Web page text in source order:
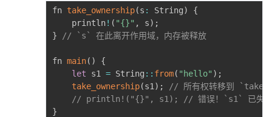
Programs
fn take_ownership(s : String)
{
    println
! ( "{}" , s) ;
}
// `s` 在此离开作用域，内存被释放
fn main( )
{
let s1 = String : : from( "hello" ) ;
take_ownership(s1 ) ;
// 所有权转移到
// println!("{}", s1); // 错误！`s1` 已失
}